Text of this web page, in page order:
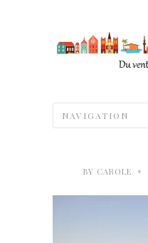
BY CAROLE •